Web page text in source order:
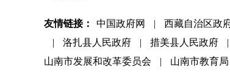
友情链接： 中国政府网 | 西藏自治区政
|
洛扎县人民政府 | 措美县人民政府 |
山南市发展和改革委员会
| 山南市教育局